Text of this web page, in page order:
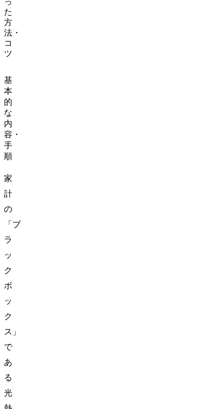
っ
た
方
法・
コ
ツ
基
本
的
な
内
容・
手
順
家
計
の
「ブ
ラ
ッ
ク
ボ
ッ
ク
ス」
で
あ
る
光